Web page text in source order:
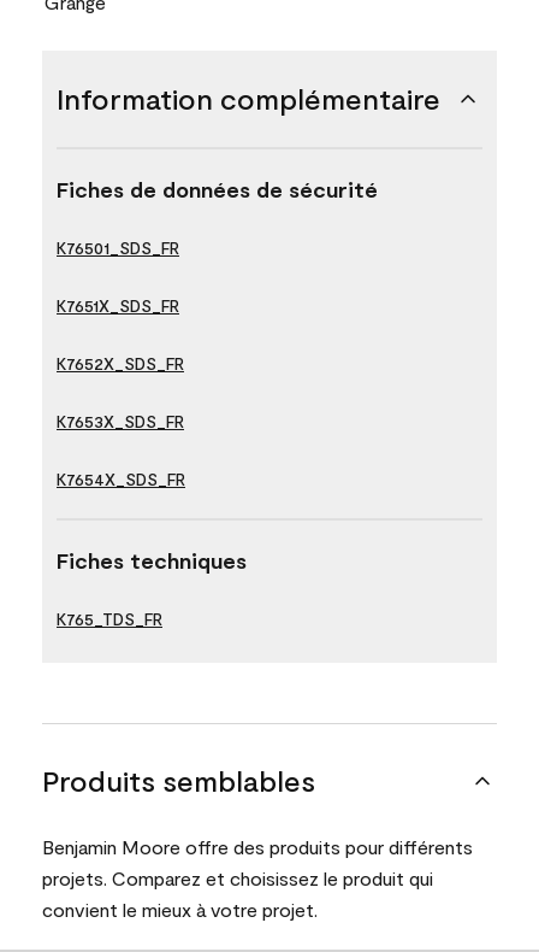
Information complémentaire
Fiches de données de sécurité
K76501_SDS_FR
K7651X_SDS_FR
K7652X_SDS_FR
K7653X_SDS_FR
K7654X_SDS_FR
Fiches techniques
K765_TDS_FR
Produits semblables
Benjamin Moore offre des produits pour différents
projets. Comparez et choisissez le produit qui
convient le mieux à votre projet.